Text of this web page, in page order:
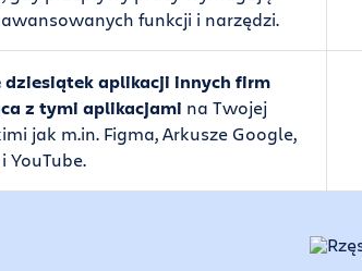
funkcji i narzędzi.
dziesiątek aplikacji innych firm
z tymi aplikacjami na Twojej
jak m.in. Figma, Arkusze Google,
YouTube.